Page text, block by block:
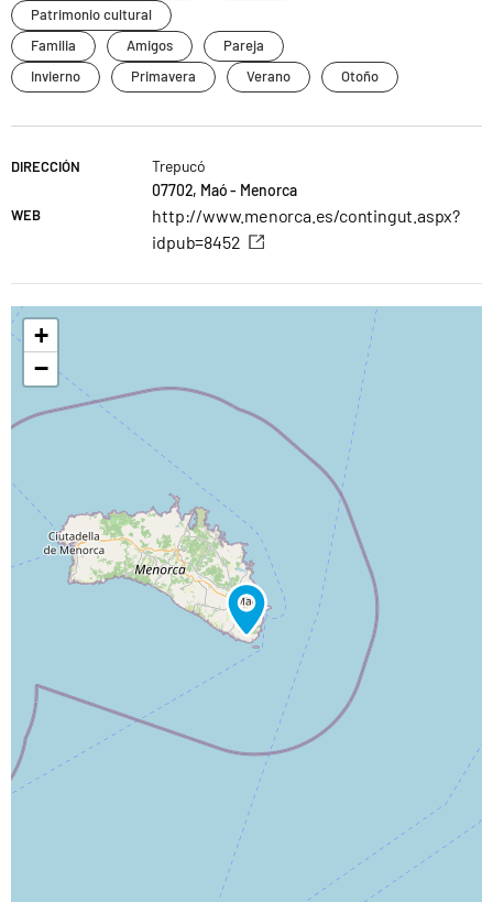
Patrimonio cultural
Familia
Amigos
Pareja
Invierno
Primavera Verano Otoño
DIRECCIÓN
Trepucó
07702, Maó - Menorca
WEB
http://www.menorca.es/contingut.aspx?
idpub=8452
+
−